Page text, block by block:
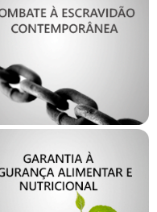
GT Combate à
Escravidão
Contemporânea